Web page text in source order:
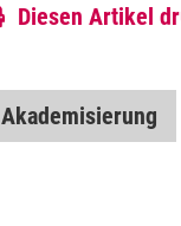
Diesen Artikel
Akademisierung